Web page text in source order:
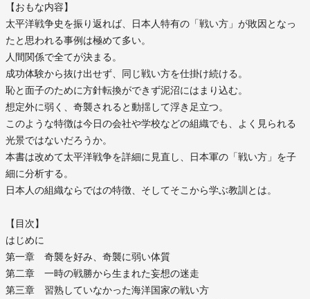
【おもな内容】
太平洋戦争史を振り返れば、日本人特有の「戦い方」が敗因となっ
たと思われる事例は極めて多い。
人間関係で全てが決まる。
成功体験から抜け出せず、同じ戦い方を仕掛け続ける。
恥と面子のために方針転換ができず泥沼にはまり込む。
想定外に弱く、奇襲されると動揺して浮き足立つ。
このような特徴は今日の会社や学校などの組織でも、よく見られる
光景ではないだろうか。
本書は改めて太平洋戦争を詳細に見直し、日本軍の「戦い方」を子
細に分析する。
日本人の組織ならではの特徴、そしてそこから学ぶ教訓とは。
【目次】
はじめに
第一章 奇襲を好み、奇襲に弱い体質
第二章 一時の戦勝から生まれた妄想の迷走
第三章 習熟していなかった海洋国家の戦い方